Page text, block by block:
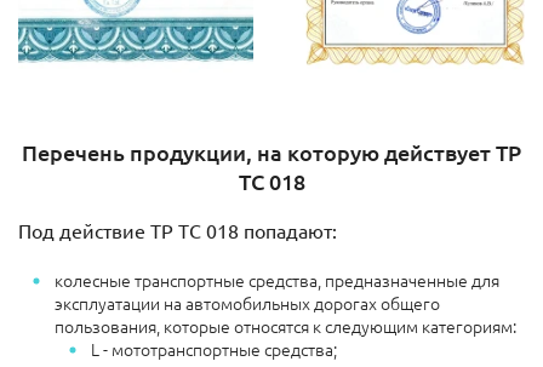
Перечень продукции, на которую действует ТР
ТС 018
Под действие ТР ТС 018 попадают:
колесные транспортные средства, предназначенные для
эксплуатации на автомобильных дорогах общего
пользования, которые относятся к следующим категориям:
L - мототранспортные средства;